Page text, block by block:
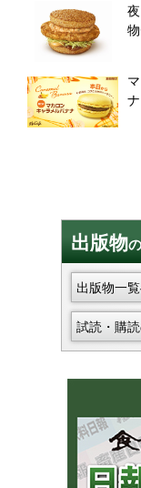
出版物
出版物一
試読・購